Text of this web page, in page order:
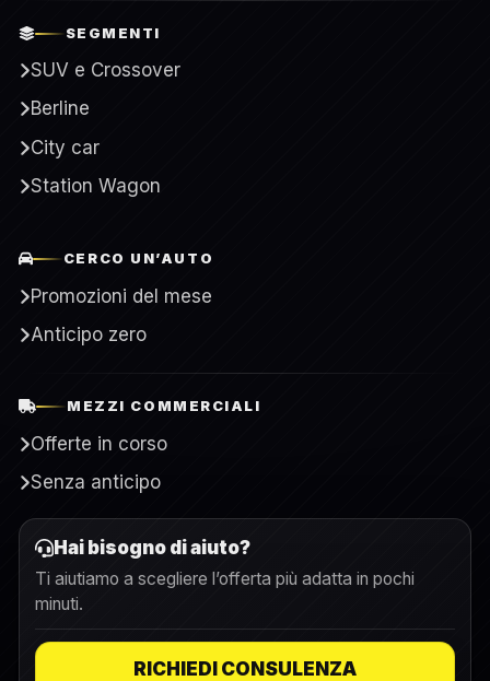
SEGMENTI
SUV e Crossover
Berline
City car
Station Wagon
CERCO UN’AUTO
Promozioni del mese
Anticipo zero
MEZZI COMMERCIALI
Offerte in corso
Senza anticipo
Hai bisogno di aiuto?
Ti aiutiamo a scegliere l’offerta più adatta in pochi
minuti.
RICHIEDI CONSULENZA